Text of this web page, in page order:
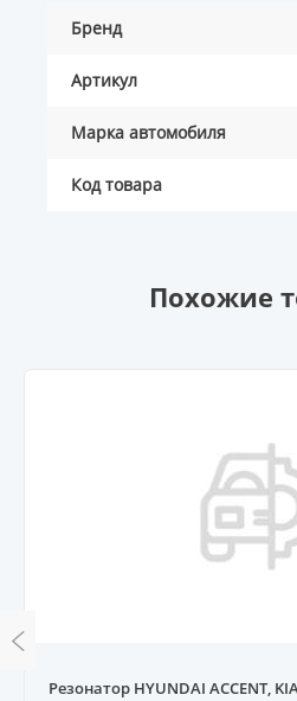
Бренд
Артикул
Марка автомобиля
Код товара
Похожие
Резонатор HYUNDAI ACCENT,